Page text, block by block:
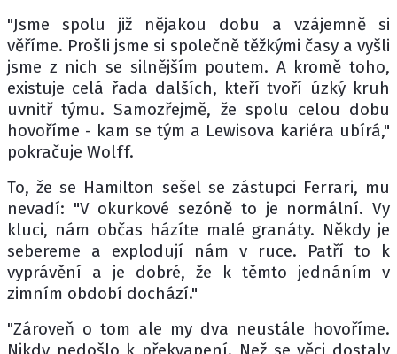
"Jsme spolu již nějakou dobu a vzájemně si
věříme. Prošli jsme si společně těžkými časy a vyšli
jsme z nich se silnějším poutem. A kromě toho,
existuje celá řada dalších, kteří tvoří úzký kruh
uvnitř týmu. Samozřejmě, že spolu celou dobu
hovoříme - kam se tým a Lewisova kariéra ubírá,"
pokračuje Wolff.
To, že se Hamilton sešel se zástupci Ferrari, mu
nevadí: "V okurkové sezóně to je normální. Vy
kluci, nám občas házíte malé granáty. Někdy je
sebereme a explodují nám v ruce. Patří to k
vyprávění a je dobré, že k těmto jednáním v
zimním období dochází."
"Zároveň o tom ale my dva neustále hovoříme.